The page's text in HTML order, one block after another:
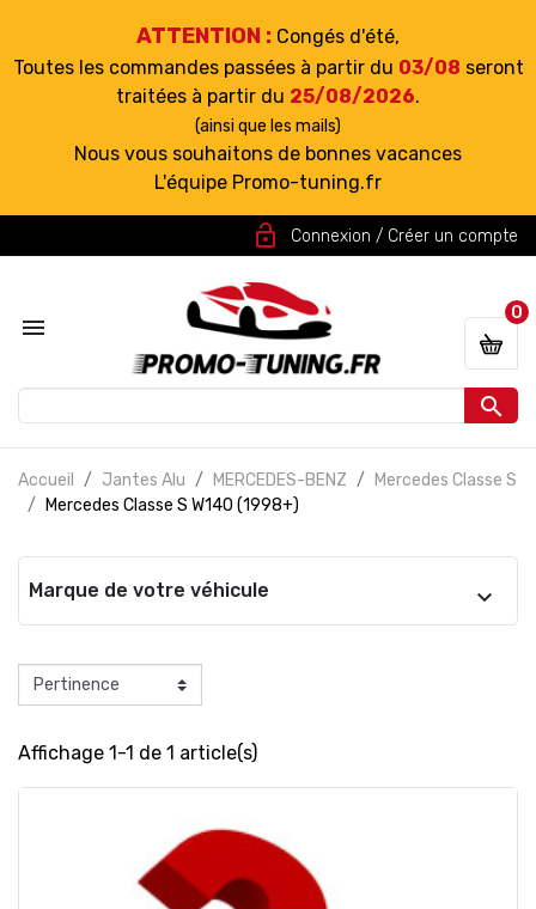
ATTENTION : Congés d'été,
Toutes les commandes passées à partir du 03/08 seront
traitées à partir du 25/08/2026.
(ainsi que les mails)
Nous vous souhaitons de bonnes vacances
L'équipe Promo-tuning.fr
lock_open Connexion / Créer un compte


0
Accueil Jantes Alu MERCEDES-BENZ
Mercedes Classe S
Mercedes Classe S W140 (1998+)
Marque de votre véhicule
Affichage 1-1 de 1 article(s)